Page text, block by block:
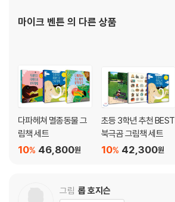
빙하기 전문 용어 46
마이크 벤튼 의 다른 상품
다파헤쳐 멸종동물 그
림책 세트
46,800원
10%
초등 3학년 추천 BEST
북극곰 그림책 세트
42,300원
10%
그림 롭 호지슨